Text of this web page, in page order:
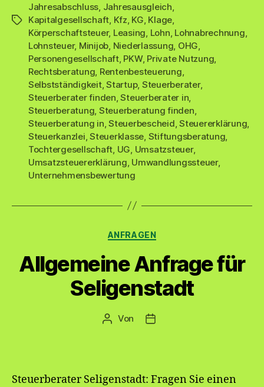
Schlagwörter
Jahresabschluss Jahresausgleich
Kapitalgesellschaft Kfz KG Klage
Körperschaftsteuer, Leasing Lohn Lohnabrechnung
Lohnsteuer, Minijob Niederlassung OHG
Personengesellschaft, PKW, Private Nutzung
Rechtsberatung Rentenbesteuerung
Selbstständigkeit,Startup, Steuerberater,
Steuerberater finden ,Steuerberater in
Steuerberatung Steuerberatung finden
Steuerberatung in ,Steuerbescheid ,Steuererklärung
Steuerkanzlei ,Steuerklasse Stiftungsberatung
Tochtergesellschaft UG Umsatzsteuer,
Umsatzsteuererklärung Umwandlungssteuer,
Unternehmensbewertung
Kategorien
ANFRAGEN
Allgemeine Anfrage für
Seligenstadt
Beitragsautor
Von Veröffentlichungsdatum
Steuerberater Seligenstadt: Fragen Sie einen